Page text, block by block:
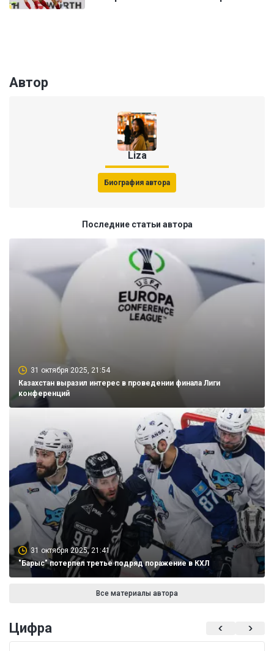
Автор
Liza
Биография автора
Последние статьи автора
31 октября 2025, 21:54
Казахстан выразил интерес в проведении финала Лиги
конференций
31 октября 2025, 21:41
"Барыс" потерпел третье подряд поражение в КХЛ
Все материалы автора
Цифра